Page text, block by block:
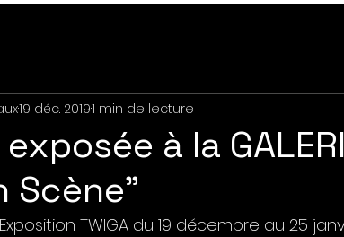
à la
Scène"
19 déc. 20191 min de lecture
Exposition TWIGA du 19 décembre au 25